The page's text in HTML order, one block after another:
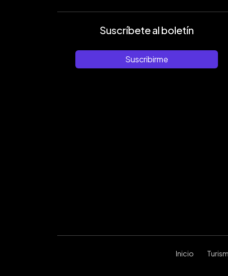
Suscríbete al boletín
Suscribirme
Inicio